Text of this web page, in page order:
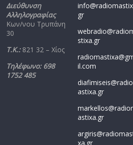
Διεύθυνση
Αλληλογραφίας
Κων/νου Τρυπάνη
30
Τ.Κ.: 821 32 – Χίος
Τηλέφωνο: 698
1752 485
gr
stixa.gr
il.com
astixa.gr
astixa.gr
xa.gr